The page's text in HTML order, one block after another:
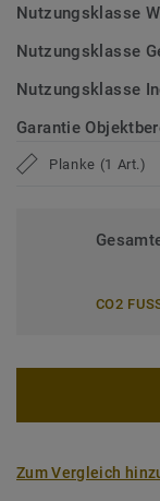
sehr niedrigen
>> Erfahren Sie
Nutzungsklasse
Nutzungsklasse
Nutzungsklasse
Garantie
Planke (1 Art.)
CO2
Zum Vergleich